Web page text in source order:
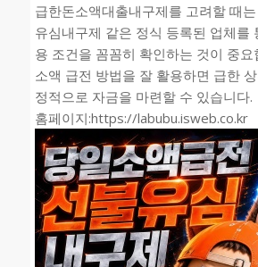
급한돈소액대출내구제를 고려할 때
유심내구제 같은 정식 등록된 업체를
용 조건을 꼼꼼히 확인하는 것이 중요
소액 급전 방법을 잘 활용하면 급한
정적으로 자금을 마련할 수 있습니다.
홈페이지:https://labubu.isweb.co.kr